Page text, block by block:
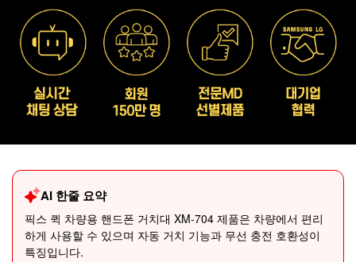
AI 한줄 요약
픽스 퀵 차량용 핸드폰 거치대 XM-704 제품은 차량에서 편리
하게 사용할 수 있으며 자동 거치 기능과 무선 충전 호환성이
특징입니다.